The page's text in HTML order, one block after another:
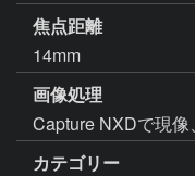
焦点距離
14mm
画像処理
Capture NXDで現
カテゴリー